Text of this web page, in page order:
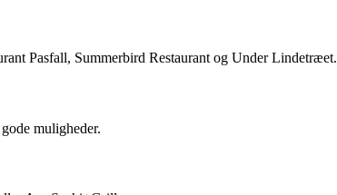
Pasfall, Summerbird Restaurant og Under Lindetræet.
muligheder.